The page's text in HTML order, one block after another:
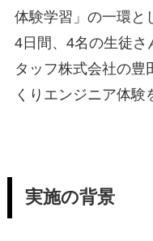
体験学習」の一環と
4日間、4名の生徒さ
タッフ株式会社の豊
くりエンジニア体験
実施の背景